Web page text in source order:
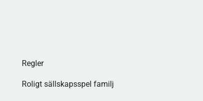
Regler
Roligt sällskapsspel familj